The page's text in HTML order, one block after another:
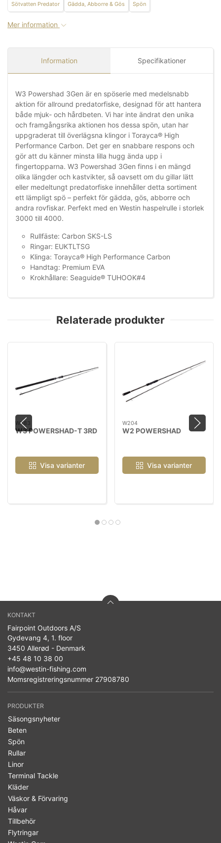
Sötvatten Predator Gädda, Abborre & Gös Spön
Mer information
Information Specifikationer
W3 Powershad 3Gen är en spöserie med medelsnabb
aktion för allround predatorfiske, designad för att hantera
både mjuk- och hårdbeten. Vi har inte ändrat den unika
och framgångsrika aktionen hos dessa spön, utan har
uppgraderat till överlägsna klingor i Torayca® High
Performance Carbon. Det ger en snabbare respons och
gör att du känner minsta lilla hugg ända upp i
fingertopparna. W3 Powershad 3Gen finns i en mängd
olika längder och kastvikter, så oavsett om du gillar lätt
eller medeltungt predatorfiske innehåller detta sortiment
ett lämpligt spö – perfekt för gädda, gös, abborre och
andra rovfiskar. Perfekt med en Westin haspelrulle i storlek
3000 till 4000.
Rullfäste: Carbon SKS-LS
Ringar: EUKTLTSG
Klinga: Torayca® High Performance Carbon
Handtag: Premium EVA
Krokhållare: Seaguide® TUHOOK#4
Relaterade produkter
W383
W3 POWERSHAD-T 3RD
Visa varianter
W204
W2 POWERSHAD
Visa varianter
KONTAKT
Fairpoint Outdoors A/S
Gydevang 4, 1. floor
3450 Allerød - Denmark
+45 48 10 38 00
info@westin-fishing.com
Momsregistreringsnummer 27908780
PRODUKTER
Säsongsnyheter
Beten
Spön
Rullar
Linor
Terminal Tackle
Kläder
Väskor & Förvaring
Håvar
Tillbehör
Flytringar